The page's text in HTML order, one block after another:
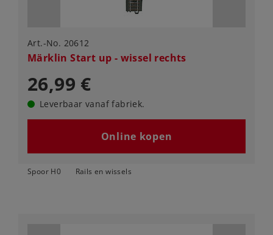
Art.-No. 20612
Märklin Start up - wissel rechts
26,99 €
Leverbaar vanaf fabriek.
Online kopen
Spoor H0 Rails en wissels